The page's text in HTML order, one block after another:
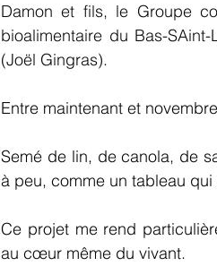
Damon et fils, le Groupe
bioalimentaire du Bas-
(Joël Gingras).
Entre maintenant et
Semé de lin, de canola, de
à peu, comme un tableau
Ce projet me rend
au cœur même du vivant.